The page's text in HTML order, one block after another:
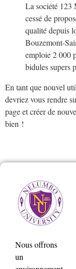
La société 123
cessé de
qualité depuis
Bouzemont-
emploie 2 000
bidules supers
En tant que nouvel
devriez vous rendre
page et créer de
bien !
Nous offrons
un